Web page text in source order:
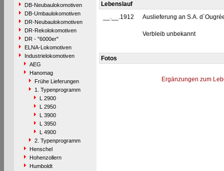
DB-Neubaulokomotiven
DB-Umbaulokomotiven
DR-Neubaulokomotiven
DR-Rekolokomotiven
DR - "6000er"
ELNA-Lokomotiven
Industrielokomotiven
AEG
Hanomag
Frühe Lieferungen
1. Typenprogramm
L 2900
L 2950
L 3900
L 3950
L 4900
2. Typenprogramm
Henschel
Hohenzollern
Humboldt
Lebenslauf
__.__.1912
Auslieferung an S.A.
Verbleib unbekannt
Fotos
Ergänzungen zum